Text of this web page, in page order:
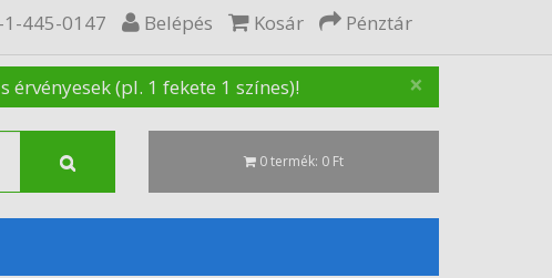
1-445-0147 Belépés Kosár Pénztár
×
(pl. 1 fekete 1 színes)!
0 termék: 0 Ft